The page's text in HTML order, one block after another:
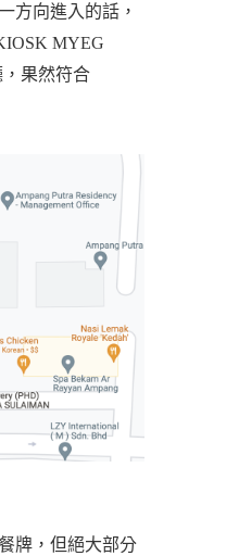
方向進入的話，
MYEG
果然符合
牌，但絕大部分